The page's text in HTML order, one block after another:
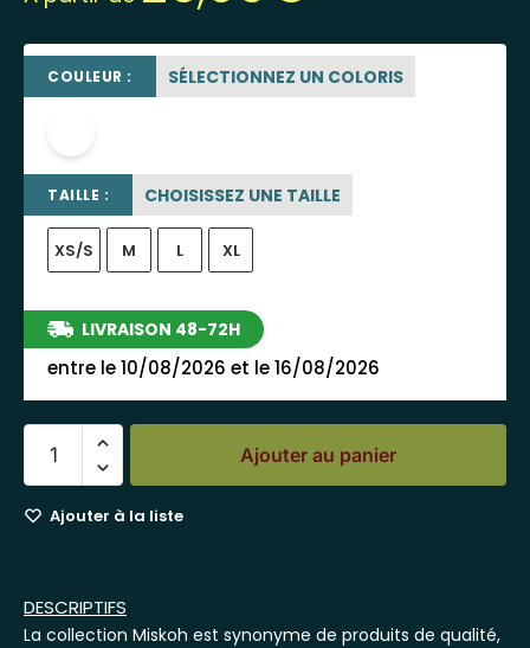
COULEUR : SÉLECTIONNEZ UN COLORIS
TAILLE : CHOISISSEZ UNE TAILLE
XS/S M L XL
LIVRAISON 48-72H
entre le 10/08/2026 et le 16/08/2026
Ajouter au panier
Ajouter à la liste
DESCRIPTIFS
La collection Miskoh est synonyme de produits de qualité,